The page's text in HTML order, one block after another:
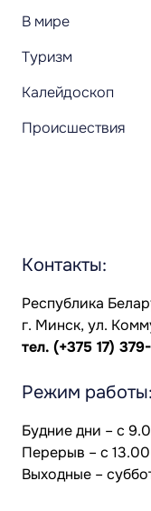
В мире
Туризм
Калейдоскоп
Происшествия
Контакты:
Республика
г. Минск, ул.
тел. (+375 17)
Режим работы:
Будние дни – с
Перерыв – с
Выходные –